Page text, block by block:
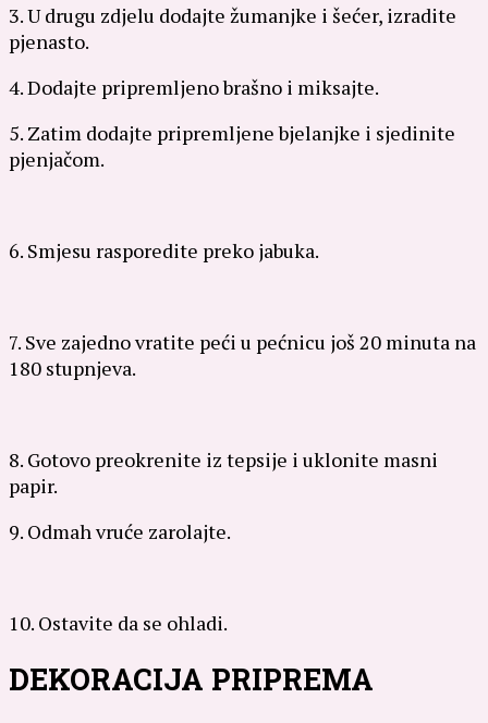
3. U drugu zdjelu dodajte žumanjke i šećer, izradite
pjenasto.
4. Dodajte pripremljeno brašno i miksajte.
5. Zatim dodajte pripremljene bjelanjke i sjedinite
pjenjačom.
6. Smjesu rasporedite preko jabuka.
7. Sve zajedno vratite peći u pećnicu još 20 minuta na
180 stupnjeva.
8. Gotovo preokrenite iz tepsije i uklonite masni
papir.
9. Odmah vruće zarolajte.
10. Ostavite da se ohladi.
DEKORACIJA PRIPREMA